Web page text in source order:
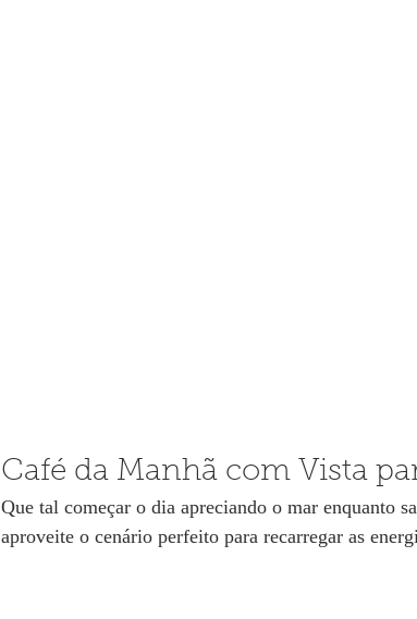
Café da Manhã com Vista
Que tal começar o dia apreciando o mar enquanto
aproveite o cenário perfeito para recarregar as